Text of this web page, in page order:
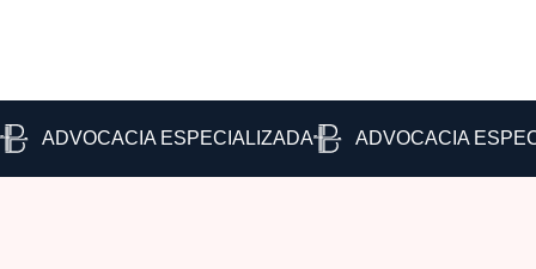
ADVOCACIA ESPECIALIZADA ADVOCACIA